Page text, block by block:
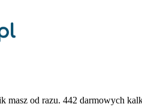
masz od razu. 442 darmowych